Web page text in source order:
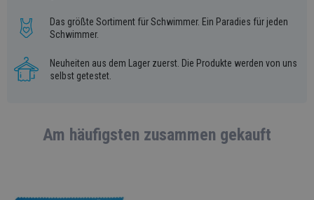
Das größte Sortiment für Schwimmer. Ein Paradies für jeden
Schwimmer.
Neuheiten aus dem Lager zuerst. Die Produkte werden von uns
selbst getestet.
Am häufigsten zusammen gekauft